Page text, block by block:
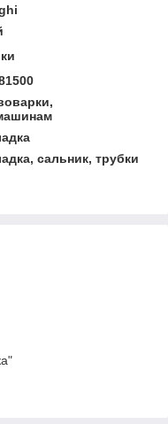
сальник, трубки